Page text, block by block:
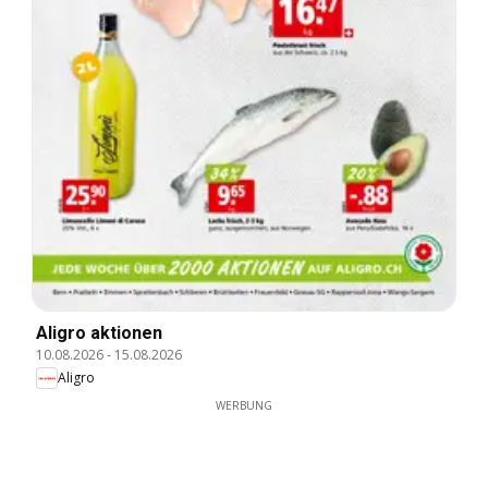
Aligro aktionen
10.08.2026- 15.08.2026
Aligro
WERBUNG